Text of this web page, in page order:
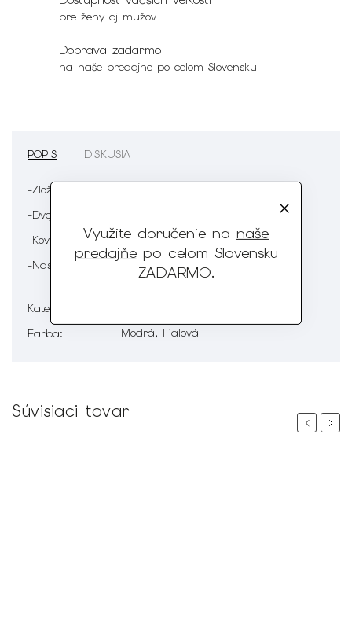
Využite doručenie na naše
predajňepo celom Slovensku
ZADARMO.
pre ženy aj mužov
Doprava zadarmo
na naše predajne po celom Slovensku
POPIS DISKUSIA
-Zloženie : 80% polyester 20% elastan
-Dvojdielne plavky s modrým vzorom
-Kovové zapínanie
-Nastaviteľné ramienka
Kategória
Farba: Modrá, Fialová
Súvisiaci tovar
PreviousNext